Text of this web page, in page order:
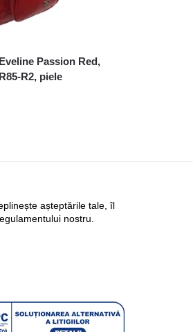
Passion Red,
R2, piele
așteptările tale, îl
nostru.